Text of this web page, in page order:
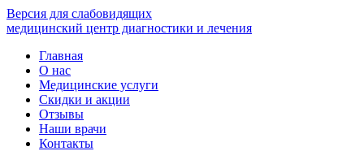
Версия для слабовидящих
медицинский центр диагностики и лечения
Главная
О нас
Медицинские услуги
Скидки и акции
Отзывы
Наши врачи
Контакты